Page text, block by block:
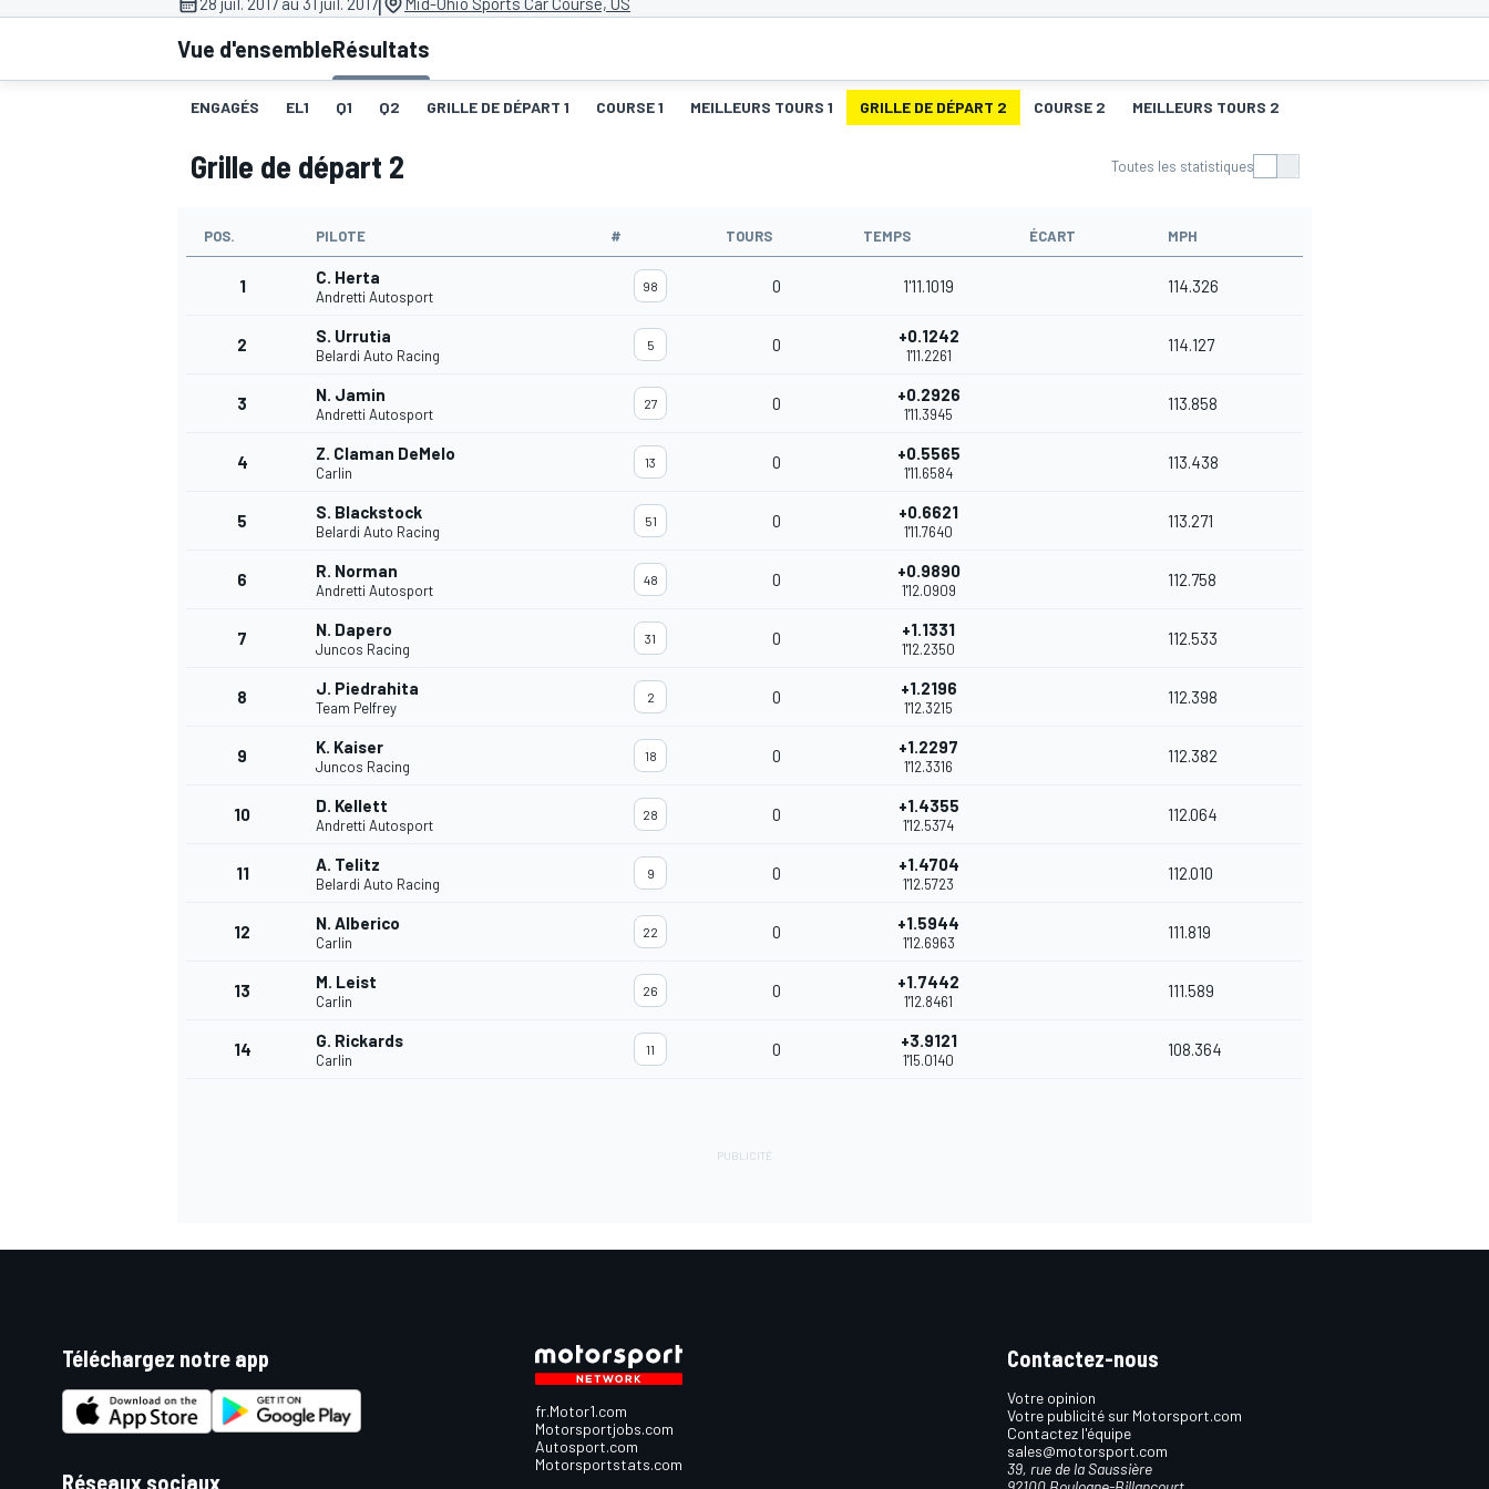
MOTOGP
Vue d'ensembleRésultats
ENGAGÉS EL1 Q1 Q2 GRILLE DE DÉPART 1 COURSE 1 MEILLEURS TOURS 1 GRILLE DE DÉPART 2 COURSE 2 MEILLEURS TOURS 2
Grille de départ 2 Toutes les statistiques
POS. PILOTE # TOURS TEMPS ÉCART MPH
1 C. Herta
Andretti Autosport
98 0 1'11.1019 114.326
2 S. Urrutia
Belardi Auto Racing
5 0 +0.1242
1'11.2261
114.127
3 N. Jamin
Andretti Autosport
27 0 +0.2926
1'11.3945
113.858
4 Z. Claman DeMelo
Carlin
13 0 +0.5565
1'11.6584
113.438
5 S. Blackstock
Belardi Auto Racing
51 0 +0.6621
1'11.7640
113.271
6 R. Norman
Andretti Autosport
48 0 +0.9890
1'12.0909
112.758
7 N. Dapero
Juncos Racing
31 0 +1.1331
1'12.2350
112.533
8 J. Piedrahita
Team Pelfrey
2 0 +1.2196
1'12.3215
112.398
9 K. Kaiser
Juncos Racing
18 0 +1.2297
1'12.3316
112.382
10 D. Kellett
Andretti Autosport
28 0 +1.4355
1'12.5374
112.064
11 A. Telitz
Belardi Auto Racing
9 0 +1.4704
1'12.5723
112.010
12 N. Alberico
Carlin
22 0 +1.5944
1'12.6963
111.819
13 M. Leist
Carlin
26 0 +1.7442
1'12.8461
111.589
14 G. Rickards
Carlin
11 0 +3.9121
1'15.0140
108.364
Téléchargez notre app
Réseaux sociaux
fr.Motor1.com
Motorsportjobs.com
Autosport.com
Motorsportstats.com
Contactez-nous
Votre opinion
Votre publicité sur Motorsport.com
Contactez l'équipe
sales@motorsport.com
39, rue de la Saussière